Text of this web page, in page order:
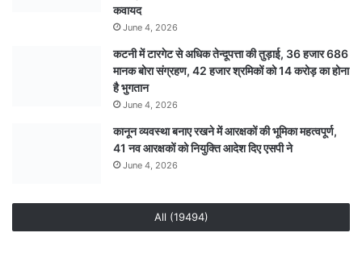
कवायद
June 4, 2026
कटनी में टारगेट से अधिक तेन्दूपत्ता की तुड़ाई, 36 हजार 686
मानक बोरा संग्रहण, 42 हजार श्रमिकों को 14 करोड़ का होना
है भुगतान
June 4, 2026
कानून व्यवस्था बनाए रखने में आरक्षकों की भूमिका महत्वपूर्ण,
41 नव आरक्षकों को नियुक्ति आदेश दिए एसपी ने
June 4, 2026
All (19494)